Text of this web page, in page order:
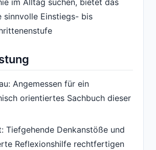
im Alltag suchen, bietet das
sinnvolle Einstiegs- bis
Angemessen für ein
orientiertes Sachbuch dieser
Tiefgehende Denkanstöße und
Reflexionshilfe rechtfertigen